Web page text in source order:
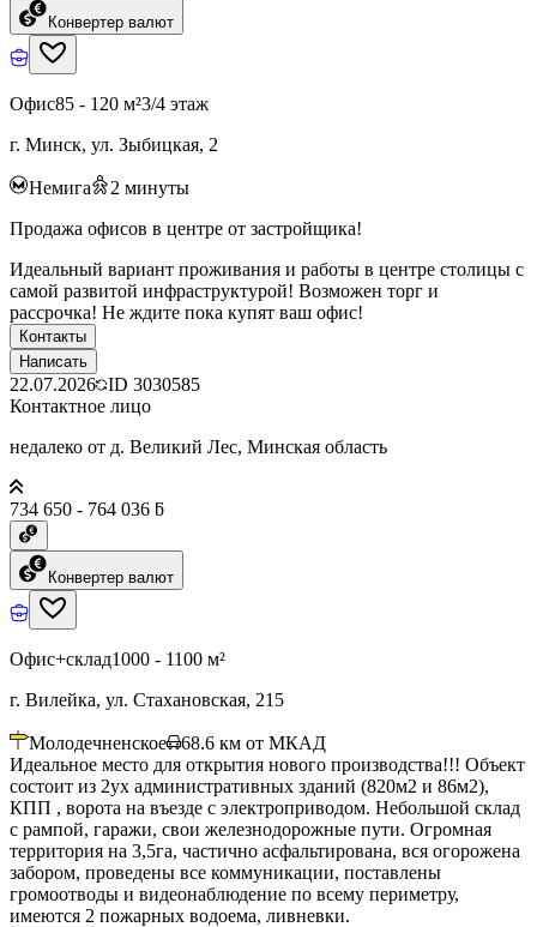
Конвертер валют
Офис85 - 120 м²3/4 этаж
г. Минск, ул. Зыбицкая, 2
Немига 2 минуты
Продажа офисов в центре от застройщика!
Идеальный вариант проживания и работы в центре столицы с
самой развитой инфраструктурой! Возможен торг и
рассрочка! Не ждите пока купят ваш офис!
Контакты
Написать
22.07.2026 ID 3030585
Контактное лицо
недалеко от д. Великий Лес, Минская область
734 650 - 764 036 ƃ
Конвертер валют
Офис+склад1000 - 1100 м²
г. Вилейка, ул. Стахановская, 215
Молодечненское 68.6 км от МКАД
Идеальное место для открытия нового производства!!! Объект
состоит из 2ух административных зданий (820м2 и 86м2),
КПП , ворота на въезде с электроприводом. Небольшой склад
с рампой, гаражи, свои железнодорожные пути. Огромная
территория на 3,5га, частично асфальтирована, вся огорожена
забором, проведены все коммуникации, поставлены
громоотводы и видеонаблюдение по всему периметру,
имеются 2 пожарных водоема, ливневки.